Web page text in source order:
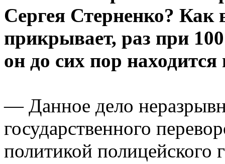
Сергея Стерненко? Как
прикрывает, раз при
он до сих пор находится
— Данное дело
государственного
политикой полицейского